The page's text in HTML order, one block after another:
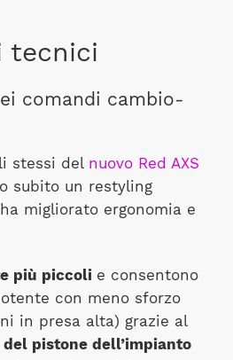
tecnici
comandi cambio-
stessi del nuovo Red AXS
subito un restyling
migliorato ergonomia e
più piccoli e consentono
con meno sforzo
in presa alta) grazie al
pistone dell’impianto